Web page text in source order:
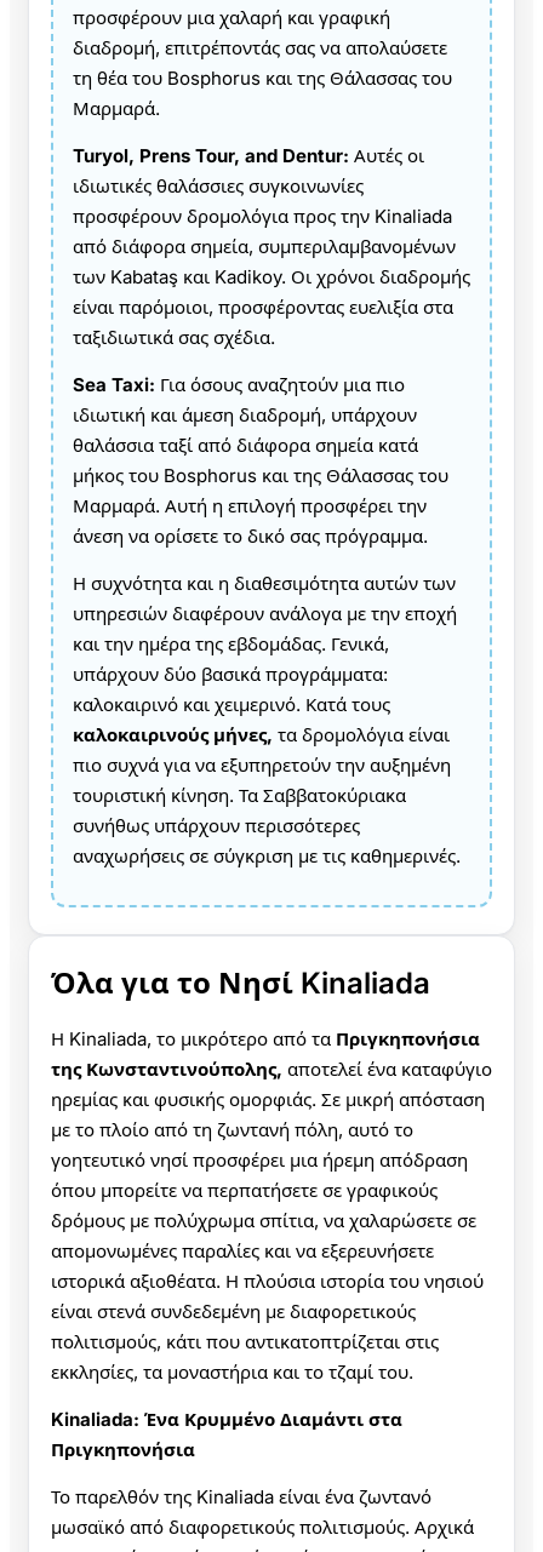
προσφέρουν μια χαλαρή και γραφική
διαδρομή, επιτρέποντάς σας να απολαύσετε
τη θέα του Bosphorus και της Θάλασσας του
Μαρμαρά.
Turyol, Prens Tour, and Dentur: Αυτές οι
ιδιωτικές θαλάσσιες συγκοινωνίες
προσφέρουν δρομολόγια προς την Kinaliada
από διάφορα σημεία, συμπεριλαμβανομένων
των Kabataş και Kadikoy. Οι χρόνοι διαδρομής
είναι παρόμοιοι, προσφέροντας ευελιξία στα
ταξιδιωτικά σας σχέδια.
Sea Taxi: Για όσους αναζητούν μια πιο
ιδιωτική και άμεση διαδρομή, υπάρχουν
θαλάσσια ταξί από διάφορα σημεία κατά
μήκος του Bosphorus και της Θάλασσας του
Μαρμαρά. Αυτή η επιλογή προσφέρει την
άνεση να ορίσετε το δικό σας πρόγραμμα.
Η συχνότητα και η διαθεσιμότητα αυτών των
υπηρεσιών διαφέρουν ανάλογα με την εποχή
και την ημέρα της εβδομάδας. Γενικά,
υπάρχουν δύο βασικά προγράμματα:
καλοκαιρινό και χειμερινό. Κατά τους
καλοκαιρινούς μήνες, τα δρομολόγια είναι
πιο συχνά για να εξυπηρετούν την αυξημένη
τουριστική κίνηση. Τα Σαββατοκύριακα
συνήθως υπάρχουν περισσότερες
αναχωρήσεις σε σύγκριση με τις καθημερινές.
Όλα για το Νησί Kinaliada
Η Kinaliada, το μικρότερο από τα Πριγκηπονήσια
της Κωνσταντινούπολης, αποτελεί ένα καταφύγιο
ηρεμίας και φυσικής ομορφιάς. Σε μικρή απόσταση
με το πλοίο από τη ζωντανή πόλη, αυτό το
γοητευτικό νησί προσφέρει μια ήρεμη απόδραση
όπου μπορείτε να περπατήσετε σε γραφικούς
δρόμους με πολύχρωμα σπίτια, να χαλαρώσετε σε
απομονωμένες παραλίες και να εξερευνήσετε
ιστορικά αξιοθέατα. Η πλούσια ιστορία του νησιού
είναι στενά συνδεδεμένη με διαφορετικούς
πολιτισμούς, κάτι που αντικατοπτρίζεται στις
εκκλησίες, τα μοναστήρια και το τζαμί του.
Kinaliada: Ένα Κρυμμένο Διαμάντι στα
Πριγκηπονήσια
Το παρελθόν της Kinaliada είναι ένα ζωντανό
μωσαϊκό από διαφορετικούς πολιτισμούς. Αρχικά